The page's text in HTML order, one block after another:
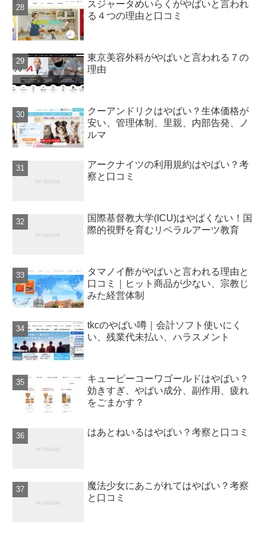
スジャータめいらくがやばいと言われ
る４つの理由と口コミ
東京美容外科がやばいと言われる７の
理由
クーアンドリクはやばい？生体価格が
安い、管理体制、里親、内部告発、ノ
ルマ
アークナイツの利用規約はやばい？考
察と口コミ
国際基督教大学(ICU)はやばくない！国
際的視野を育むリベラルアーツ教育
タマノイ酢がやばいと言われる理由と
口コミ｜ヒット商品が少ない、宗教じ
みた経営体制
tkcのやばい噂｜会計ソフト使いにく
い、残業代未払い、ハラスメント
キューピーコーワゴールドはやばい？
効きすぎ、やばい成分、副作用、疲れ
をごまかす？
はあとねいるはやばい？考察と口コミ
魔法少女にあこがれてはやばい？考察
と口コミ